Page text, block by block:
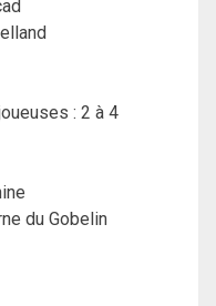
: 2 à 4
du Gobelin